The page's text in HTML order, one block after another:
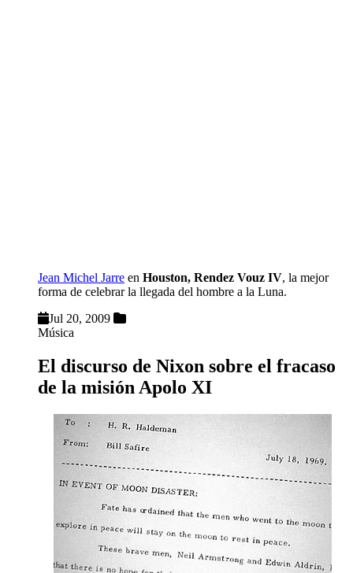
Jean Michel Jarre en Houston, Rendez Vouz IV, la mejor
forma de celebrar la llegada del hombre a la Luna.
Jul 20, 2009
Música
El discurso de Nixon sobre el fracaso
de la misión Apolo XI